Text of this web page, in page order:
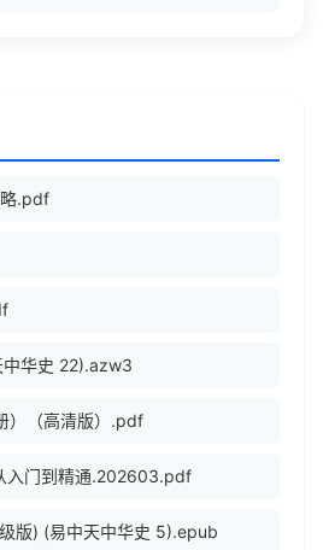
.pdf
中华史 22).azw3
）（高清版）.pdf
入门到精通.202603.pdf
版) (易中天中华史 5).epub